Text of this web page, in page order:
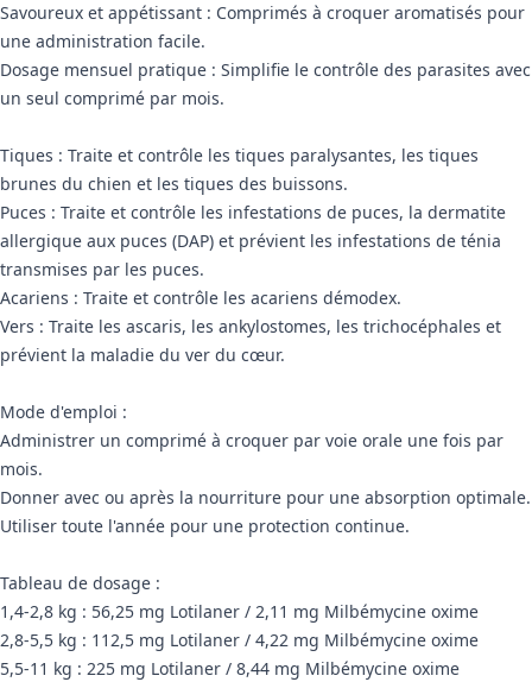
Savoureux et appétissant : Comprimés à croquer aromatisés pour
une administration facile.
Dosage mensuel pratique : Simplifie le contrôle des parasites avec
un seul comprimé par mois.
Tiques : Traite et contrôle les tiques paralysantes, les tiques
brunes du chien et les tiques des buissons.
Puces : Traite et contrôle les infestations de puces, la dermatite
allergique aux puces (DAP) et prévient les infestations de ténia
transmises par les puces.
Acariens : Traite et contrôle les acariens démodex.
Vers : Traite les ascaris, les ankylostomes, les trichocéphales et
prévient la maladie du ver du cœur.
Mode d'emploi :
Administrer un comprimé à croquer par voie orale une fois par
mois.
Donner avec ou après la nourriture pour une absorption optimale.
Utiliser toute l'année pour une protection continue.
Tableau de dosage :
1,4-2,8 kg : 56,25 mg Lotilaner / 2,11 mg Milbémycine oxime
2,8-5,5 kg : 112,5 mg Lotilaner / 4,22 mg Milbémycine oxime
5,5-11 kg : 225 mg Lotilaner / 8,44 mg Milbémycine oxime